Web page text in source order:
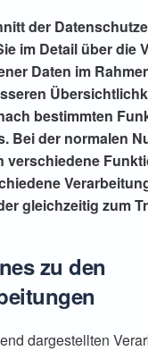
der
im Detail über die
Daten im
bestimmten
Bei der normalen
verschiedene
gleichzeitig zum
zu den
dargestellten